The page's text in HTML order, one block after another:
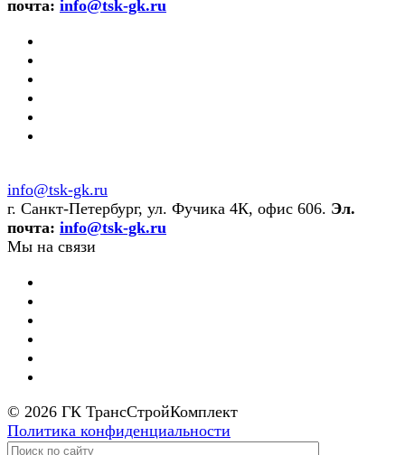
почта: info@tsk-gk.ru
info@tsk-gk.ru
г. Санкт-Петербург, ул. Фучика 4К, офис 606. Эл.
почта: info@tsk-gk.ru
Мы на связи
© 2026 ГК ТрансСтройКомплект
Политика конфиденциальности